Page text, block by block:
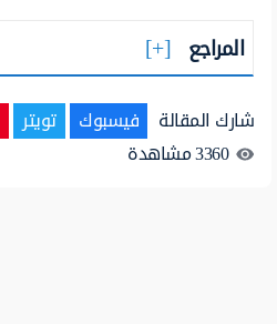
المراجع
شارك المقالة فيسبوك تويتر
3360مشاهدة